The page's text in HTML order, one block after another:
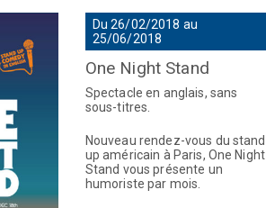
Du 26/02/2018 au
25/06/2018
One Night Stand
Spectacle en anglais, sans
sous-titres.
Nouveau rendez-vous du stand
up américain à Paris, One Night
Stand vous présente un
humoriste par mois.